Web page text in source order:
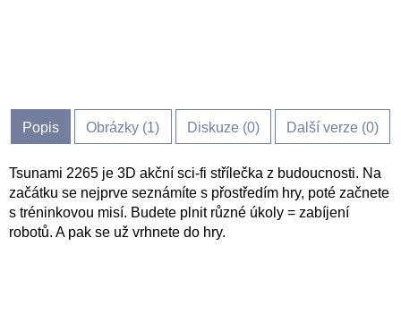
Popis Obrázky (1) Diskuze (0) Další verze (0)
Tsunami 2265 je 3D akční sci-fi střílečka z budoucnosti. Na
začátku se nejprve seznámíte s přostředím hry, poté začnete
s tréninkovou misí. Budete plnit různé úkoly = zabíjení
robotů. A pak se už vrhnete do hry.